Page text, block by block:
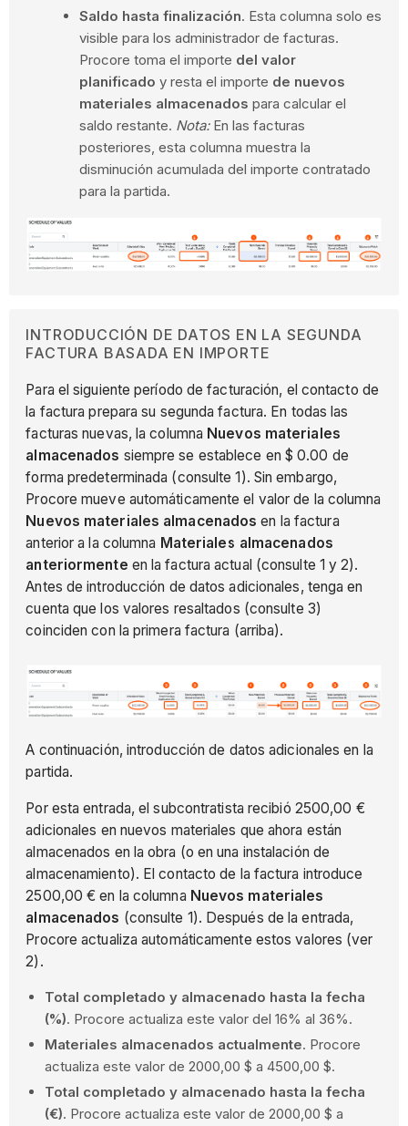
Saldo hasta finalización. Esta columna solo es
visible para los administrador de facturas.
Procore toma el importe del valor
planificado y resta el importe de nuevos
materiales almacenados para calcular el
saldo restante. Nota:En las facturas
posteriores, esta columna muestra la
disminución acumulada del importe contratado
para la partida.
INTRODUCCIÓN DE DATOS EN LA SEGUNDA
FACTURA BASADA EN IMPORTE
Para el siguiente período de facturación, el contacto de
la factura prepara su segunda factura. En todas las
facturas nuevas, la columna Nuevos materiales
almacenados siempre se establece en $ 0.00 de
forma predeterminada (consulte 1). Sin embargo,
Procore mueve automáticamente el valor de la columna
Nuevos materiales almacenadosen la factura
anterior a la columna Materiales almacenados
anteriormente en la factura actual (consulte 1 y 2).
Antes de introducción de datos adicionales, tenga en
cuenta que los valores resaltados (consulte 3)
coinciden con la primera factura (arriba).
A continuación, introducción de datos adicionales en la
partida.
Por esta entrada, el subcontratista recibió 2500,00 €
adicionales en nuevos materiales que ahora están
almacenados en la obra (o en una instalación de
almacenamiento). El contacto de la factura introduce
2500,00 € en la columna Nuevos materiales
almacenados (consulte 1). Después de la entrada,
Procore actualiza automáticamente estos valores (ver
2).
Total completado y almacenado hasta la fecha
(%). Procore actualiza este valor del 16% al 36%.
Materiales almacenados actualmente. Procore
actualiza este valor de 2000,00 $ a 4500,00 $.
Total completado y almacenado hasta la fecha
(€). Procore actualiza este valor de 2000,00 $ a